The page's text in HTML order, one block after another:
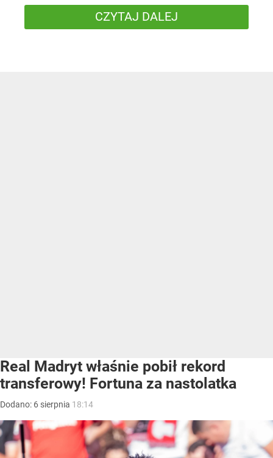
CZYTAJ DALEJ
Real Madryt właśnie pobił rekord
transferowy! Fortuna za nastolatka
Dodano: 6 sierpnia 18:14